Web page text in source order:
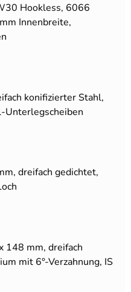
Hookless, 6066
Innenbreite,
konifizierter Stahl,
Unterlegscheiben
dreifach gedichtet,
148 mm, dreifach
mit 6°-Verzahnung, IS